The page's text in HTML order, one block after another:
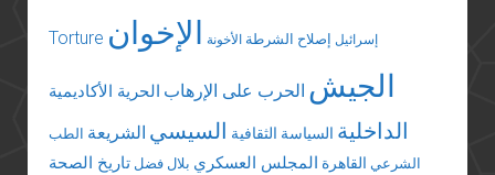
Torture إسرائيل إصلاح الشرطة الأخونة الإخوان
الجيش الحرب على الإرهاب الحرية الأكاديمية
الداخلية السياسة الثقافية السيسي الشريعة الطب
الشرعي القاهرة المجلس العسكري بلال فضل تاريخ الصحة